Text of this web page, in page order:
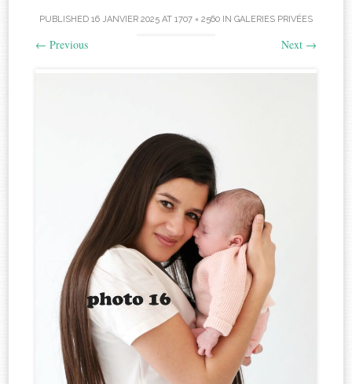
PUBLISHED 16 JANVIER 2025 AT 1707 × 2560 IN GALERIES PRIVÉES
← Previous Next →